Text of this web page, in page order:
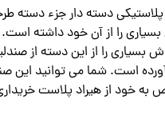
دسته دار جزء دسته
را از آن خود داشته است.
بسیاری را از این دسته از
است. شما می توانید این
به خود از هیراد پلاست